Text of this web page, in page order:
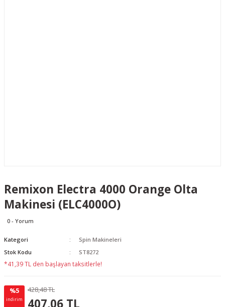
Remixon Electra 4000 Orange Olta
Makinesi (ELC4000O)
0 - Yorum
Kategori
Spin Makineleri
Stok Kodu
ST8272
*41,39 TL den başlayan taksitlerle!
%5
indirim
428,48 TL
407,06 TL